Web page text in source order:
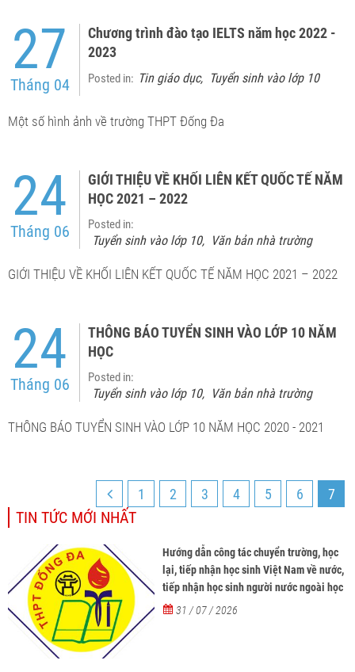
27
Tháng 04
Chương trình đào tạo IELTS năm học 2022 -
2023
Posted in: Tin giáo dục, Tuyển sinh vào lớp 10
Một số hình ảnh về trường THPT Đống Đa
24
Tháng 06
GIỚI THIỆU VỀ KHỐI LIÊN KẾT QUỐC TẾ NĂM
HỌC 2021 – 2022
Posted in:
Tuyển sinh vào lớp 10, Văn bản nhà trường
GIỚI THIỆU VỀ KHỐI LIÊN KẾT QUỐC TẾ NĂM HỌC 2021 – 2022
24
Tháng 06
THÔNG BÁO TUYỂN SINH VÀO LỚP 10 NĂM
HỌC
Posted in:
Tuyển sinh vào lớp 10, Văn bản nhà trường
THÔNG BÁO TUYỂN SINH VÀO LỚP 10 NĂM HỌC 2020 - 2021
1 2 3 4 5 6 7
TIN TỨC MỚI NHẤT
Hướng dẫn công tác chuyển trường, học
lại, tiếp nhận học sinh Việt Nam về nước,
tiếp nhận học sinh người nước ngoài học
tại các trường từ năm học 2026-2027
31 / 07 / 2026